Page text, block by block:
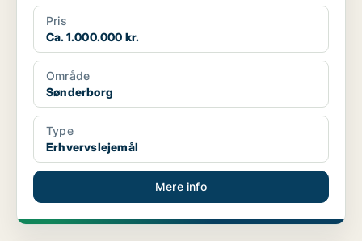
Pris
Ca. 1.000.000 kr.
Område
Sønderborg
Type
Erhvervslejemål
Mere info